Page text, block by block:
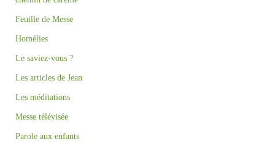
Feuille de Messe
Homélies
Le saviez-vous ?
Les articles de Jean
Les méditations
Messe télévisée
Parole aux enfants